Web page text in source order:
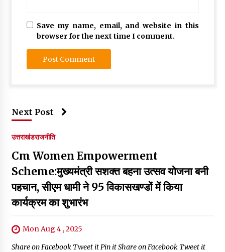
Save my name, email, and website in this
browser for the next time I comment.
Next Post
उत्तराखंडराजनीति
Cm Women Empowerment
Scheme:मुख्यमंत्री सशक्त बहना उत्सव योजना बनी
पहचान, सीएम धामी ने 95 विकासखण्डों में किया
कार्यक्रम का शुभारंभ
Mon Aug 4 , 2025
Share on Facebook Tweet it Pin it Share on Facebook Tweet it